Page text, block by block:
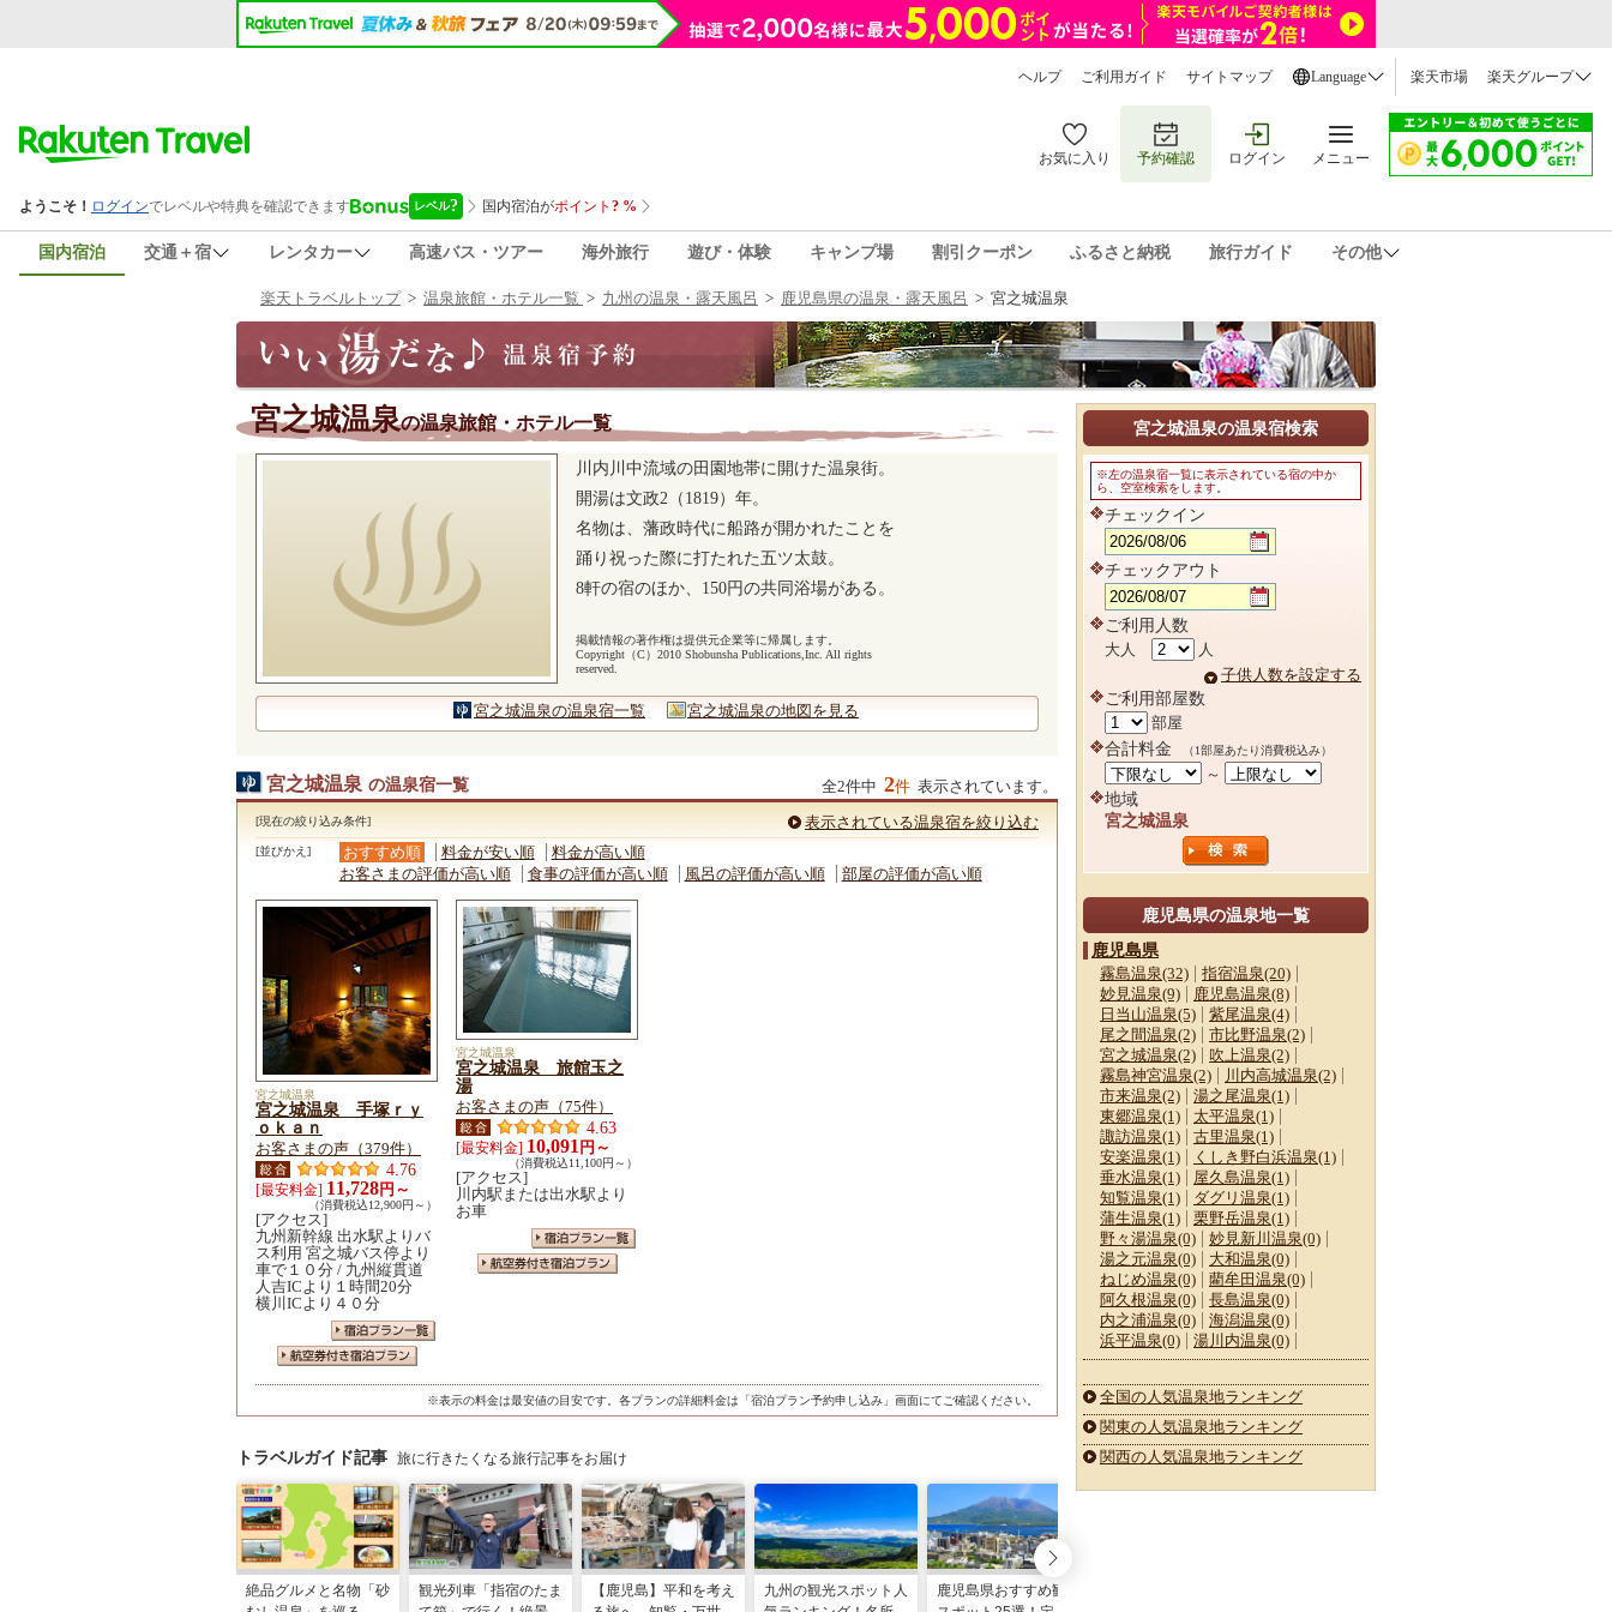
ヘルプ ご利用ガイド サイトマップ Language 楽天市場 楽天グループ
お気に入り 予約確認 ログイン メニュー
国内宿泊 交通＋宿 レンタカー 高速バス・ツアー 海外旅行 遊び・体験 キャンプ場 割引クーポン ふるさと納税 旅行ガイド その他
楽天トラベルトップ> 温泉旅館・ホテル一覧 > 九州の温泉・露天風呂 > 鹿児島県の温泉・露天風呂 > 宮之城温泉
宮之城温泉の温泉旅館・ホテル一覧
川内川中流域の田園地帯に開けた温泉街。
開湯は文政2（1819）年。
名物は、藩政時代に船路が開かれたことを
踊り祝った際に打たれた五ツ太鼓。
8軒の宿のほか、150円の共同浴場がある。
掲載情報の著作権は提供元企業等に帰属します。
Copyright（C）2010 Shobunsha Publications,Inc. All rights
reserved.
宮之城温泉の温泉宿一覧 宮之城温泉の地図を見る
宮之城温泉 の温泉宿一覧 全2件中 2件 表示されています。
[現在の絞り込み条件] 表示されている温泉宿を絞り込む
[並びかえ] おすすめ順 料金が安い順
料金が高い順
お客さまの評価が高い順
食事の評価が高い順 風呂の評価が高い順 部屋の評価が高い順
宮之城温泉
宮之城温泉 手塚ｒｙ
ｏｋａｎ
お客さまの声（379件）
4.76
[最安料金] 11,728円～
（消費税込12,900円～）
[アクセス]
九州新幹線 出水駅よりバ
ス利用 宮之城バス停より
車で１０分 / 九州縦貫道
人吉ICより１時間20分
横川ICより４０分
宮之城温泉
宮之城温泉 旅館玉之
湯
お客さまの声（75件）
4.63
[最安料金] 10,091 円～
（消費税込11,100円～）
[アクセス]
川内駅または出水駅より
お車
※表示の料金は最安値の目安です。各プランの詳細料金は「宿泊プラン予約申し込み」画面にてご確認ください。
トラベルガイド記事 旅に行きたくなる旅行記事をお届け
絶品グルメと名物「砂
観光列車「指宿のたま
【鹿児島】平和を考え
九州の観光スポット人
鹿児島県おすすめ観光
宮之城温泉の温泉宿検索
※左の温泉宿一覧に表示されている宿の中か
ら、空室検索をします。
チェックイン
チェックアウト
ご利用人数
大人
人
子供人数を設定する
ご利用部屋数
部屋
合計料金 （1部屋あたり消費税込み）
～
地域
宮之城温泉
鹿児島県の温泉地一覧
鹿児島県
霧島温泉(32)
指宿温泉(20)
妙見温泉(9)
鹿児島温泉(8)
日当山温泉(5)
紫尾温泉(4)
尾之間温泉(2)
市比野温泉(2)
宮之城温泉(2)
吹上温泉(2)
霧島神宮温泉(2)
川内高城温泉(2)
市来温泉(2)
湯之尾温泉(1)
東郷温泉(1)
太平温泉(1)
諏訪温泉(1)
古里温泉(1)
安楽温泉(1)
くしき野白浜温泉(1)
垂水温泉(1)
屋久島温泉(1)
知覧温泉(1)
ダグリ温泉(1)
蒲生温泉(1)
栗野岳温泉(1)
野々湯温泉(0)
妙見新川温泉(0)
湯之元温泉(0)
大和温泉(0)
ねじめ温泉(0)
藺牟田温泉(0)
阿久根温泉(0)
長島温泉(0)
内之浦温泉(0)
海潟温泉(0)
浜平温泉(0)
湯川内温泉(0)
全国の人気温泉地ランキング
関東の人気温泉地ランキング
関西の人気温泉地ランキング